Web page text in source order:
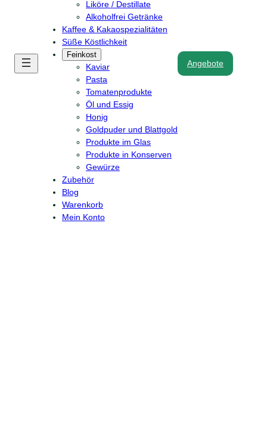
Liköre / Destillate
Alkoholfrei Getränke
Kaffee & Kakaospezialitäten
Süße Köstlichkeit
Feinkost
Kaviar
Pasta
Tomatenprodukte
Öl und Essig
Honig
Goldpuder und Blattgold
Produkte im Glas
Produkte in Konserven
Gewürze
Zubehör
Blog
Warenkorb
Mein Konto
Angebote